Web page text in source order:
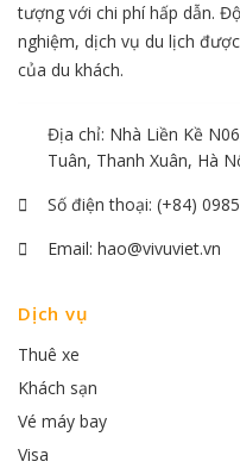
tượng với chi phí hấp dẫn.
nghiệm, dịch vụ du lịch
của du khách.
Địa chỉ: Nhà Liền Kề
Tuân, Thanh Xuân, Hà
Số điện thoại: (+84)
Email: hao@vivuviet.vn
Dịch vụ
Thuê xe
Khách sạn
Vé máy bay
Visa